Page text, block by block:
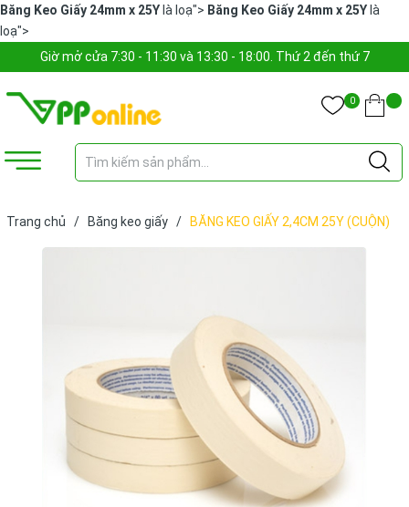
Băng Keo Giấy 24mm x 25Y là loạ"> Băng Keo Giấy 24mm x 25Y là
loạ">
Giờ mở cửa 7:30 - 11:30 và 13:30 - 18:00. Thứ 2 đến thứ 7
0
Trang chủ / Băng keo giấy / BĂNG KEO GIẤY 2,4CM 25Y (CUỘN)